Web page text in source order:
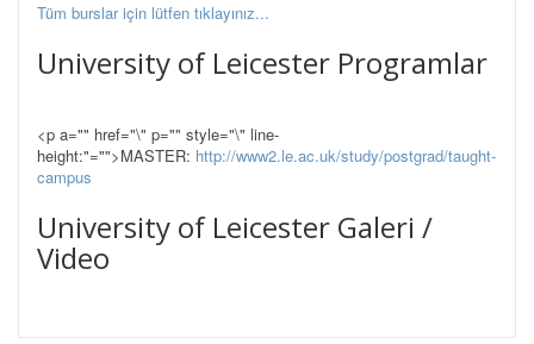
Tüm burslar için lütfen tıklayınız...
University of Leicester Programlar
<p a="" href="\" p="" style="\" line-
height:"="">MASTER: http://www2.le.ac.uk/study/postgrad/taught-
campus
University of Leicester Galeri /
Video